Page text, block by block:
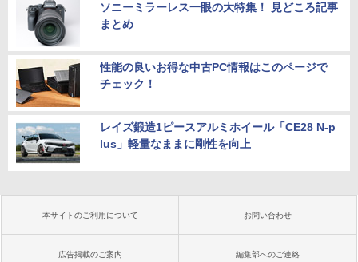
ソニーミラーレス一眼の大特集！ 見どころ記事
まとめ
性能の良いお得な中古PC情報はこのページで
チェック！
レイズ鍛造1ピースアルミホイール「CE28 N-p
lus」軽量なままに剛性を向上
本サイトのご利用について お問い合わせ
広告掲載のご案内 編集部へのご連絡